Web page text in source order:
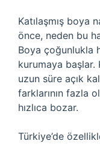
Katılaşmış boya
önce, neden bu
Boya çoğunlukla
kurumaya başlar.
uzun süre açık
farklarının fazla
hızlıca bozar.
Türkiye’de